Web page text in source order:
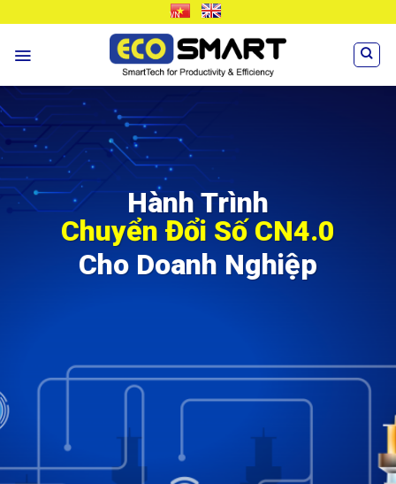
content
VN EN
Hành Trình
Chuyển Đổi Số CN4.0
Cho Doanh Nghiệp